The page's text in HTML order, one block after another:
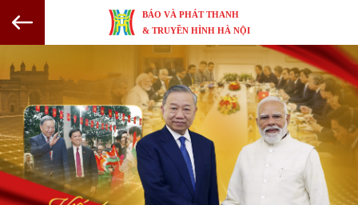
BÁO VÀ PHÁT THANH
& TRUYỀN HÌNH HÀ NỘI